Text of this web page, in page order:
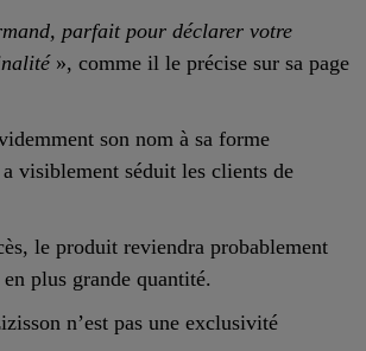
parfait pour déclarer votre
», comme il le précise sur sa page
son nom à sa forme
visiblement séduit les clients de
le produit reviendra probablement
plus grande quantité.
n’est pas une exclusivité